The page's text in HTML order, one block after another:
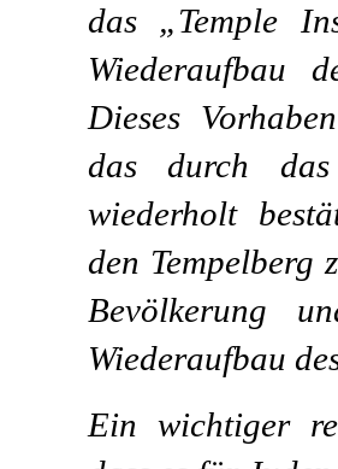
das „Temple
Wiederaufbau
Dieses
das durch das
wiederholt
den Tempelberg
Bevölkerung
Wiederaufbau
Ein wichtiger